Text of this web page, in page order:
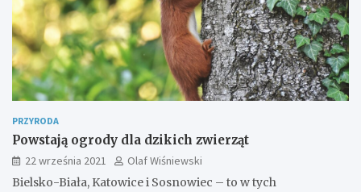
PRZYRODA
Powstają ogrody dla dzikich zwierząt
22 września 2021
Olaf Wiśniewski
Bielsko-Biała, Katowice i Sosnowiec – to w tych